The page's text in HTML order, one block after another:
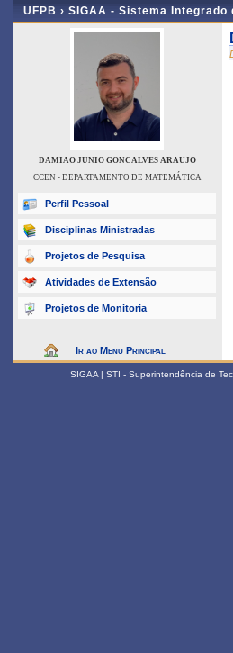
UFPB › SIGAA - Sistema
DAMIAO JUNIO GONCALVES ARAUJO
CCEN - DEPARTAMENTO DE MATEMÁTICA
Perfil Pessoal
Disciplinas Ministradas
Projetos de Pesquisa
Atividades de Extensão
Projetos de Monitoria
Ir ao Menu Principal
SIGAA | STI - Superintendência de